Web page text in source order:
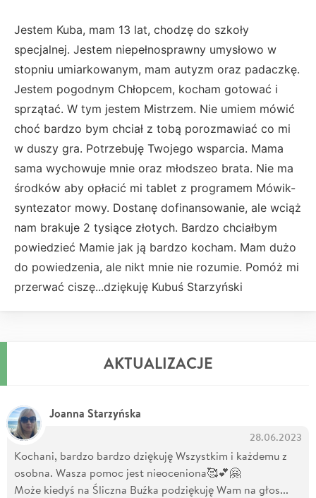
Jestem Kuba, mam 13 lat, chodzę do szkoły
specjalnej. Jestem niepełnosprawny umysłowo w
stopniu umiarkowanym, mam autyzm oraz padaczkę.
Jestem pogodnym Chłopcem, kocham gotować i
sprzątać. W tym jestem Mistrzem. Nie umiem mówić
choć bardzo bym chciał z tobą porozmawiać co mi
w duszy gra. Potrzebuję Twojego wsparcia. Mama
sama wychowuje mnie oraz młodszeo brata. Nie ma
środków aby opłacić mi tablet z programem Mówik-
syntezator mowy. Dostanę dofinansowanie, ale wciąż
nam brakuje 2 tysiące złotych. Bardzo chciałbym
powiedzieć Mamie jak ją bardzo kocham. Mam dużo
do powiedzenia, ale nikt mnie nie rozumie. Pomóż mi
przerwać ciszę...dziękuję Kubuś Starzyński
AKTUALIZACJE
Joanna Starzyńska
28.06.2023
Kochani, bardzo bardzo dziękuję Wszystkim i każdemu z
osobna. Wasza pomoc jest nieoceniona🥰💕🤗
Może kiedyś na Śliczna Buźka podziękuję Wam na głos...